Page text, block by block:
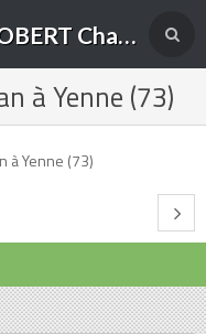
SARL COUTURIER ROBERT Charpente-Couverture-Menuiserie Bois et PVC à Yenne (73)
à Yenne (73)